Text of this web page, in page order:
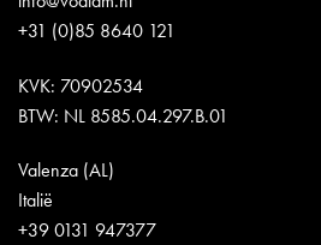
+31 (0)85 8640 121
KVK: 70902534
BTW: NL 8585.04.297.B.01
Valenza (AL)
Italië
+39 0131 947377